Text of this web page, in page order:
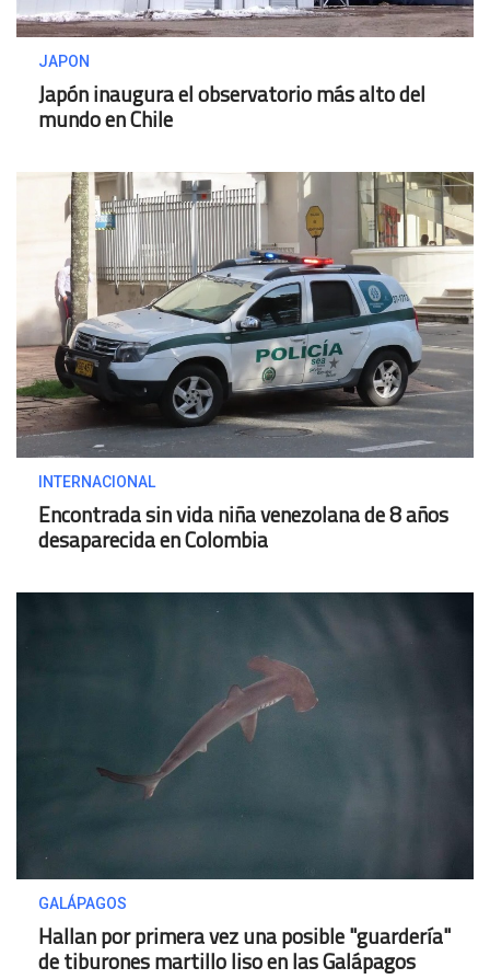
JAPON
Japón inaugura el observatorio más alto del
mundo en Chile
INTERNACIONAL
Encontrada sin vida niña venezolana de 8 años
desaparecida en Colombia
GALÁPAGOS
Hallan por primera vez una posible "guardería"
de tiburones martillo liso en las Galápagos